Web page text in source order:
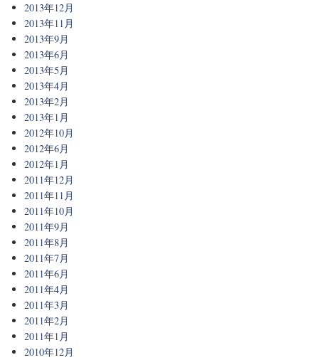
2013年12月
2013年11月
2013年9月
2013年6月
2013年5月
2013年4月
2013年2月
2013年1月
2012年10月
2012年6月
2012年1月
2011年12月
2011年11月
2011年10月
2011年9月
2011年8月
2011年7月
2011年6月
2011年4月
2011年3月
2011年2月
2011年1月
2010年12月